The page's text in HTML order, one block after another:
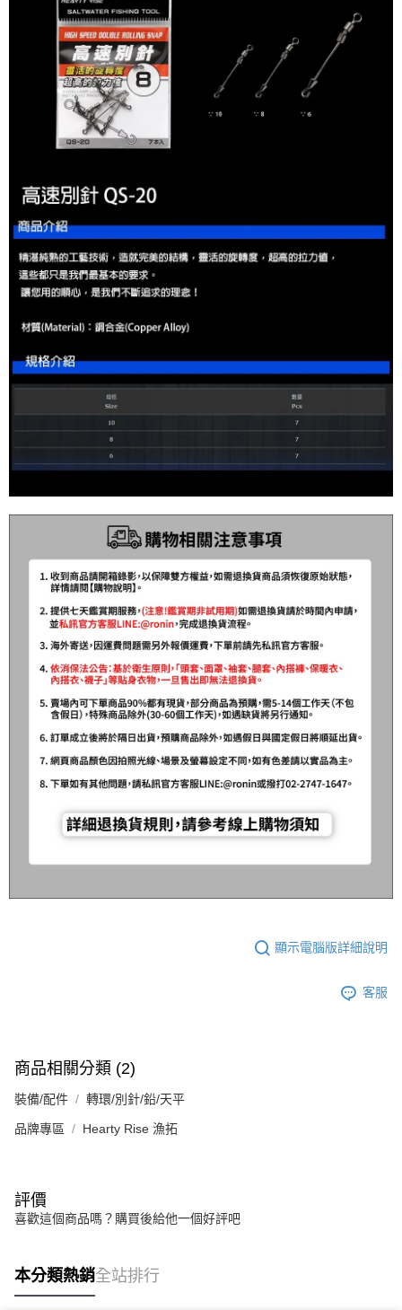
2.付款方式選擇「大哥付你分期」，訂單成立後會自動跳轉到大哥付的交易
流程，驗證手機門號後，選擇欲分期的期數、繳款截止日，確認付款後即完
成交易。
3.實際核准額度、可分期數及費用金額請依後續交易確認頁面所載為準。
4.訂單成立30分鐘內，如未前往確認交易或遇審核未通過，訂單將自動取
消。如遇「轉專審核」未通過狀況，表示未達大哥付你分期系統評分，恕無
法說明評估內容。
【繳款方式說明】
1.分期款項不併入電信帳單，「大哥付你分期」於每月結算日後寄送繳費提
醒簡訊。
帳／街口支付／iPASS MONEY」等通路繳費。
【注意事項】
1.本服務係由「台灣大哥大股份有限公司」（以下簡稱本公司）所提供，讓
用戶於交易時，得透過本服務購買商品或服務，並由商店將買賣／分期付款
買賣價金債權讓與本公司後，依約使用本公司帳單繳交帳款。
2.基於同意付款使用「大哥付你分期」之契約關係目的，商店將以您的個人
資料（包含姓名、電話或地址）提供予台灣大哥大進項蒐集、處理及利用，
3.完整用戶服務條款，請詳閱以下連結：
【關於「AFTEE先享後付」】
AFTEE先享後付是「在收到商品之後才付款」的支付方式。 讓您購物簡單
便利好安心！
１．簡單：不需註冊會員、不需綁卡、不需儲值。
２．便利：只要手機號碼，簡訊認證，即可結帳。
３．安心：先確認商品／服務後，再付款。
【「AFTEE先享後付」結帳流程】
２．訂單成立數日內，您將收到繳費通知簡訊。
３．收到繳費通知簡訊後14天內，點擊此簡訊中的連結，可透過四大超商／
ATM／網路銀行／等多元方式進行付款，方視為交易完成。
※ 請注意：結帳手續完成當下不需立刻繳費，但若您需要取消訂單，請聯絡
購買商品的店家。未經商家同意取消之訂單仍視為有效，需透過AFTEE先享
後付繳納相關費用。
※ 交易是否成功請以「AFTEE先享後付 」之結帳頁面顯示為準，若有關於
客戶支援中心」https://netprotections.freshdesk.com/support/home
【注意事項】
１．透過由恩沛科技股份有限公司提供之「AFTEE先享後付」服務完成之交
易，需依本服務之必要範圍內提供個人資料，並將交易相關給付款項請求債
權轉讓予恩沛科技股份有限公司。
２．關於個人資料處理事宜，請瀏覽以下網址：
https://aftee.tw/terms/#terms3
３．未成年的使用者請事先徵得法定代理人或監護人之同意方可使用
「AFTEE先享後付」，若未經同意申辦者引起之損失，本公司不負相關責
４．使用「AFTEE先享後付」時，將依據個別帳號之用戶狀況，依本公司即
時審查核予不同之上限額度；若仍有額度不足之情形，本公司將視審查結果
請求用戶進行身份認證。
５．嚴禁一人註冊多個帳號或使用他人資訊註冊。若發現惡意使用之情形，
恩沛科技股份有限公司將有權停止該用戶之使用額度並採取法律行動。
ATM付款
貨到付款
全家取貨付款
付款後全家取貨
每筆NT$60，滿NT$1,200(含以上)免運費
7-11取貨付款
每筆NT$60，滿NT$1,200(含以上)免運費
付款後7-11取貨
一般宅配（門市自取請勿下單，請聯繫客服）
每筆NT$100，滿NT$2,000(含以上)免運費
每筆NT$200，滿NT$2,000(含以上)免運費
貨到付款（門市自取請勿下單，請聯繫客服）
每筆NT$200，滿NT$3,000(含以上)免運費
國家/地區配送(**下單前請私訊客服確認實際運費(運費另
計)，訂單才得以成立**)
顯示電腦版詳細說明
客服
商品相關分類 (2)
裝備/配件 轉環/別針/鉛/天平
品牌專區 Hearty Rise 漁拓
評價
喜歡這個商品嗎？購買後給他一個好評吧
本分類熱銷全站排行